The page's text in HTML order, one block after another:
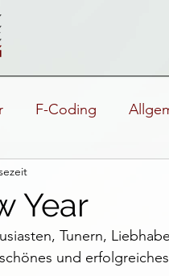
F-Coding
Year
Tunern,
und